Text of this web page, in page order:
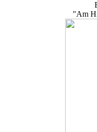
"Am